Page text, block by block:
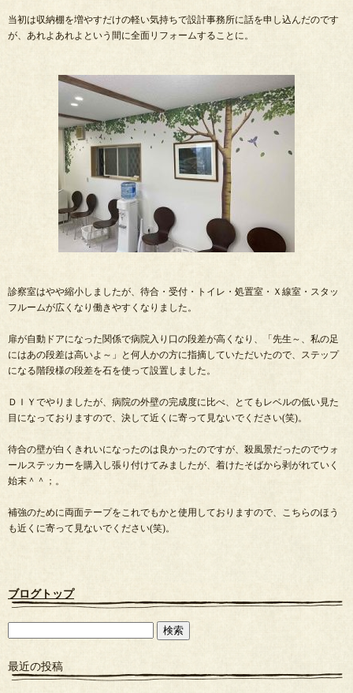
当初は収納棚を増やすだけの軽い気持ちで設計事務所に話を申し込んだのです
が、あれよあれよという間に全面リフォームすることに。
診察室はやや縮小しましたが、待合・受付・トイレ・処置室・Ｘ線室・スタッ
フルームが広くなり働きやすくなりました。
扉が自動ドアになった関係で病院入り口の段差が高くなり、「先生～、私の足
にはあの段差は高いよ～」と何人かの方に指摘していただいたので、ステップ
になる階段様の段差を石を使って設置しました。
ＤＩＹでやりましたが、病院の外壁の完成度に比べ、とてもレベルの低い見た
目になっておりますので、決して近くに寄って見ないでください(笑)。
待合の壁が白くきれいになったのは良かったのですが、殺風景だったのでウォ
ールステッカーを購入し張り付けてみましたが、着けたそばから剥がれていく
始末＾＾；。
補強のために両面テープをこれでもかと使用しておりますので、こちらのほう
も近くに寄って見ないでください(笑)。
ブログトップ
最近の投稿